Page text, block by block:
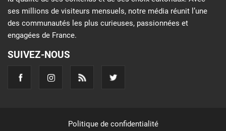
ses millions de visiteurs mensuels, notre média réunit l’une
des communautés les plus curieuses, passionnées et
engagées de France.
SUIVEZ-NOUS
Politique de confidentialité